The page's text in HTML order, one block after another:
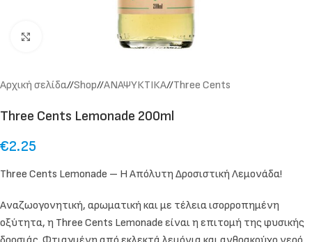
Αρχική σελίδα/ Shop/ ΑΝΑΨΥΚΤΙΚΑ/ Three Cents
Three Cents Lemonade 200ml
€2.25
Three Cents Lemonade – Η Απόλυτη Δροσιστική Λεμονάδα!
Αναζωογονητική, αρωματική και με τέλεια ισορροπημένη
οξύτητα, η Three Cents Lemonade είναι η επιτομή της φυσικής